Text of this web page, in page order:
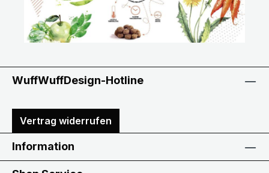
WuffWuffDesign-Hotline
Vertrag widerrufen
Information